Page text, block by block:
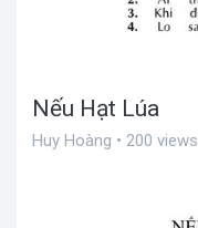
Nếu Hạt Lúa
Huy Hoàng • 200 views